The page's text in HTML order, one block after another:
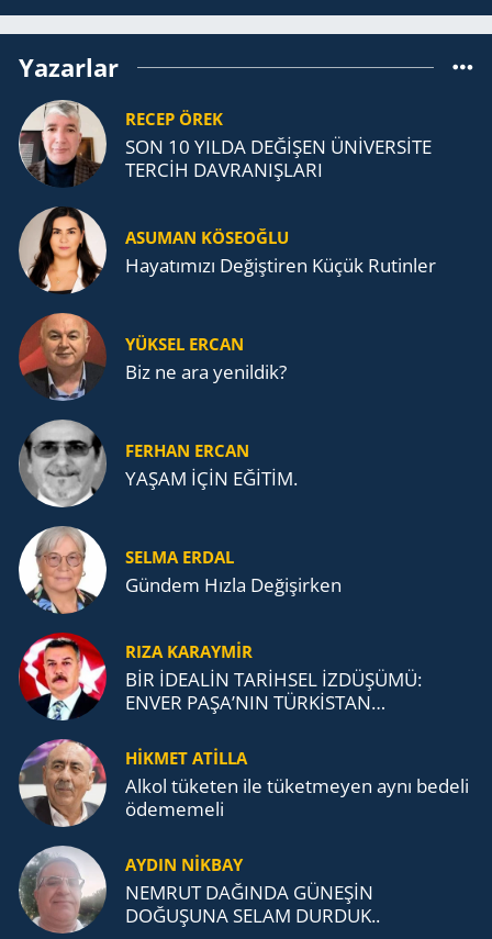
Yazarlar
RECEP ÖREK
SON 10 YILDA DEĞİŞEN ÜNİVERSİTE
TERCİH DAVRANIŞLARI
ASUMAN KÖSEOĞLU
Ha­ya­tı­mı­zı De­ğiş­ti­ren Küçük Ru­tin­ler
YÜKSEL ERCAN
Biz ne ara yenildik?
FERHAN ERCAN
YAŞAM İÇİN EĞİTİM.
SELMA ERDAL
Gündem Hızla Değişirken
RIZA KARAYMIR
BİR İDEALİN TARİHSEL İZDÜŞÜMÜ:
ENVER PAŞA’NIN TÜRKİSTAN
TEŞKİLATI’NA UZANAN MİRASI
HİKMET ATİLLA
Alkol tü­ke­ten ile tü­ket­me­yen aynı be­de­li
öde­me­me­li
AYDIN NİKBAY
NEMRUT DAĞINDA GÜNEŞİN
DOĞUŞUNA SELAM DURDUK..